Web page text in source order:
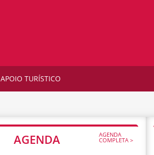
APOIO TURÍSTICO
AGENDA AGENDA
COMPLETA >